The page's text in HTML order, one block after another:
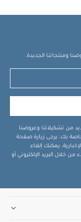
ومنتجاتنا الجديدة.
من تشكيلاتنا وعروضنا
بك، يرجى زيارة صفحة
يمكنك إلغاء
خلال البريد الإلكتروني أو